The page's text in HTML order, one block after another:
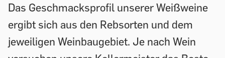
Das Geschmacksprofil unserer Weißweine
ergibt sich aus den Rebsorten und dem
jeweiligen Weinbaugebiet. Je nach Wein